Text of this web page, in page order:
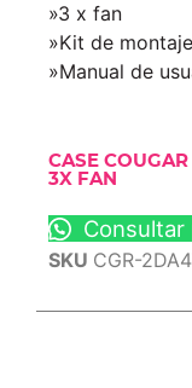
»3 x fan
»Kit de montaje
»Manual de
CASE
3X FAN
Consultar
SKU CGR-